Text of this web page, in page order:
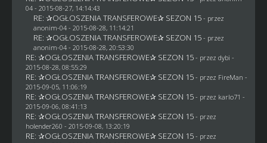
04- 2015-08-27, 14:14:43
RE: ✰OGŁOSZENIA TRANSFEROWE✰ SEZON 15 - przez
anonim-04- 2015-08-28, 11:14:21
RE: ✰OGŁOSZENIA TRANSFEROWE✰ SEZON 15 - przez
anonim-04- 2015-08-28, 20:53:30
RE: ✰OGŁOSZENIA TRANSFEROWE✰ SEZON 15 - przez dybi -
2015-08-28, 08:55:29
RE: ✰OGŁOSZENIA TRANSFEROWE✰ SEZON 15 - przez FireMan -
2015-09-05, 11:06:19
RE: ✰OGŁOSZENIA TRANSFEROWE✰ SEZON 15 - przez karlo71 -
2015-09-06, 08:41:13
RE: ✰OGŁOSZENIA TRANSFEROWE✰ SEZON 15 - przez
holender260 - 2015-09-08, 13:20:19
RE: ✰OGŁOSZENIA TRANSFEROWE✰ SEZON 15 - przez